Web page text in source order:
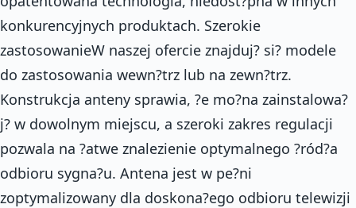
konkurencyjnych produktach. Szerokie
zastosowanieW naszej ofercie znajduj? si? modele
do zastosowania wewn?trz lub na zewn?trz.
Konstrukcja anteny sprawia, ?e mo?na zainstalowa?
j? w dowolnym miejscu, a szeroki zakres regulacji
pozwala na ?atwe znalezienie optymalnego ?ród?a
odbioru sygna?u. Antena jest w pe?ni
zoptymalizowany dla doskona?ego odbioru telewizji